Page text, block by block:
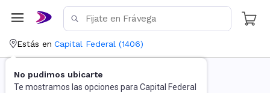
Estás en Capital Federal (1406)
No pudimos ubicarte
Te mostramos las opciones para Capital Federal